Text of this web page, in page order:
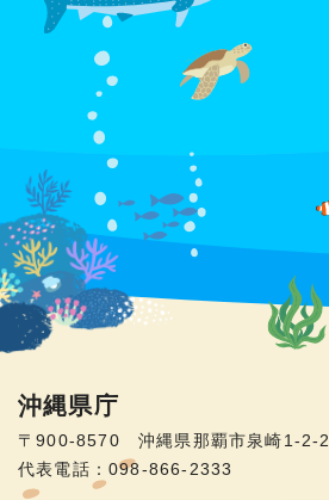
沖縄県庁
〒900-8570 沖縄県那覇市泉崎1-2-2
代表電話：098-866-2333